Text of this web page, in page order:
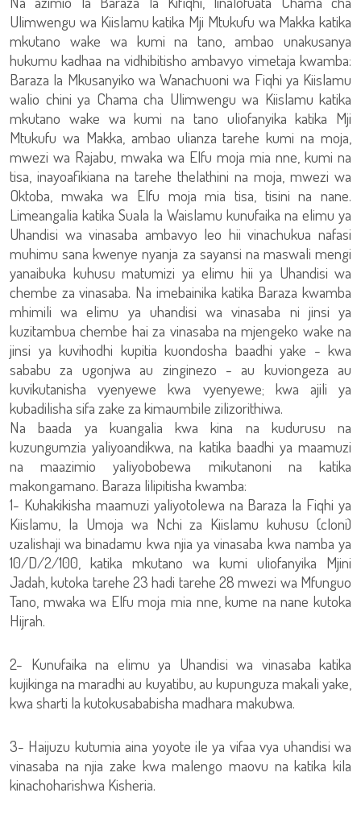
Ulimwengu wa Kiislamu katika Mji Mtukufu wa Makka katika
mkutano wake wa kumi na tano, ambao unakusanya
hukumu kadhaa na vidhibitisho ambavyo vimetaja kwamba:
Baraza la Mkusanyiko wa Wanachuoni wa Fiqhi ya Kiislamu
walio chini ya Chama cha Ulimwengu wa Kiislamu katika
mkutano wake wa kumi na tano uliofanyika katika Mji
Mtukufu wa Makka, ambao ulianza tarehe kumi na moja,
mwezi wa Rajabu, mwaka wa Elfu moja mia nne, kumi na
tisa, inayoafikiana na tarehe thelathini na moja, mwezi wa
Oktoba, mwaka wa Elfu moja mia tisa, tisini na nane.
Limeangalia katika Suala la Waislamu kunufaika na elimu ya
Uhandisi wa vinasaba ambavyo leo hii vinachukua nafasi
muhimu sana kwenye nyanja za sayansi na maswali mengi
yanaibuka kuhusu matumizi ya elimu hii ya Uhandisi wa
chembe za vinasaba. Na imebainika katika Baraza kwamba
mhimili wa elimu ya uhandisi wa vinasaba ni jinsi ya
kuzitambua chembe hai za vinasaba na mjengeko wake na
jinsi ya kuvihodhi kupitia kuondosha baadhi yake - kwa
sababu za ugonjwa au zinginezo - au kuviongeza au
kuvikutanisha vyenyewe kwa vyenyewe; kwa ajili ya
kubadilisha sifa zake za kimaumbile zilizorithiwa.
Na baada ya kuangalia kwa kina na kudurusu na
kuzungumzia yaliyoandikwa, na katika baadhi ya maamuzi
na maazimio yaliyobobewa mikutanoni na katika
makongamano. Baraza lilipitisha kwamba:
1- Kuhakikisha maamuzi yaliyotolewa na Baraza la Fiqhi ya
Kiislamu, la Umoja wa Nchi za Kiislamu kuhusu (cloni)
uzalishaji wa binadamu kwa njia ya vinasaba kwa namba ya
10/D/2/100, katika mkutano wa kumi uliofanyika Mjini
Jadah, kutoka tarehe 23 hadi tarehe 28 mwezi wa Mfunguo
Tano, mwaka wa Elfu moja mia nne, kume na nane kutoka
Hijrah.
2- Kunufaika na elimu ya Uhandisi wa vinasaba katika
kujikinga na maradhi au kuyatibu, au kupunguza makali yake,
kwa sharti la kutokusababisha madhara makubwa.
3- Haijuzu kutumia aina yoyote ile ya vifaa vya uhandisi wa
vinasaba na njia zake kwa malengo maovu na katika kila
kinachoharishwa Kisheria.